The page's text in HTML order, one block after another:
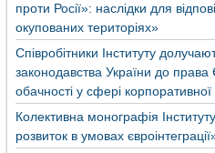
проти Росії»: наслідки для
окупованих територіях»
Співробітники Інституту
законодавства України до
обачності у сфері корпоративної
Колективна монографія
розвиток в умовах